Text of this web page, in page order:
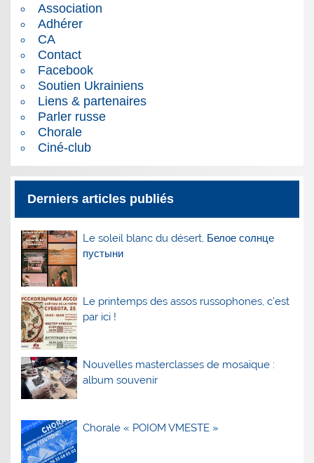
Association
Adhérer
CA
Contact
Facebook
Soutien Ukrainiens
Liens & partenaires
Parler russe
Chorale
Ciné-club
Derniers articles publiés
Le soleil blanc du désert, Белое солнце
пустыни
Le printemps des assos russophones, c’est
par ici !
Nouvelles masterclasses de mosaïque :
album souvenir
Chorale « POIOM VMESTE »